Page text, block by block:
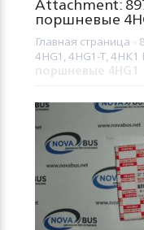
поршневые
Главная страница
4HG1, 4HG1-T, 4HK1